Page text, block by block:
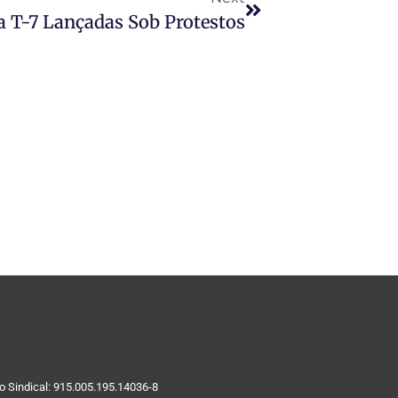
T-7 Lançadas Sob Protestos
Sindical: 915.005.195.14036-8